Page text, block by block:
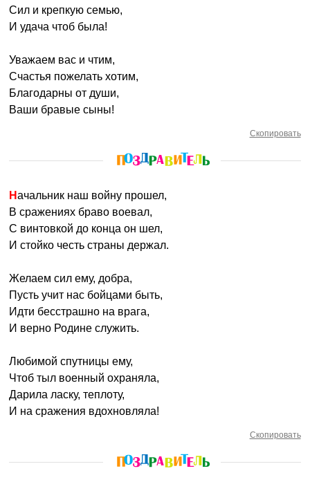
Сил и крепкую семью,
И удача чтоб была!
Уважаем вас и чтим,
Счастья пожелать хотим,
Благодарны от души,
Ваши бравые сыны!
Скопировать
Начальник наш войну прошел,
В сражениях браво воевал,
С винтовкой до конца он шел,
И стойко честь страны держал.
Желаем сил ему, добра,
Пусть учит нас бойцами быть,
Идти бесстрашно на врага,
И верно Родине служить.
Любимой спутницы ему,
Чтоб тыл военный охраняла,
Дарила ласку, теплоту,
И на сражения вдохновляла!
Скопировать